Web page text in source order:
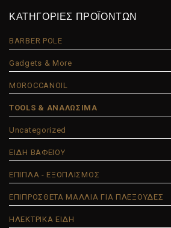
ΚΑΤΗΓΟΡΙΕΣ ΠΡΟΪΟΝΤΩΝ
BARBER POLE
Gadgets & More
MOROCCANOIL
TOOLS & ΑΝΑΛΩΣΙΜΑ
Uncategorized
ΕΙΔΗ ΒΑΦΕΙΟΥ
ΕΠΙΠΛΑ - ΕΞΟΠΛΙΣΜΟΣ
ΕΠΙΠΡΟΣΘΕΤΑ ΜΑΛΛΙΑ ΓΙΑ ΠΛΕΞΟΥΔΕΣ
ΗΛΕΚΤΡΙΚΑ ΕΙΔΗ